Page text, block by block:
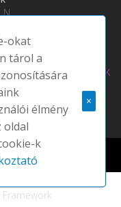
N
média csatornáink
okat
tárol a
élmény
oldal
k
×
| All rights reserved |